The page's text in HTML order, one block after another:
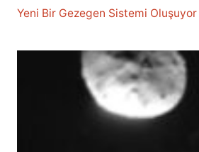
Yeni Bir Gezegen Sistemi Oluşuyor